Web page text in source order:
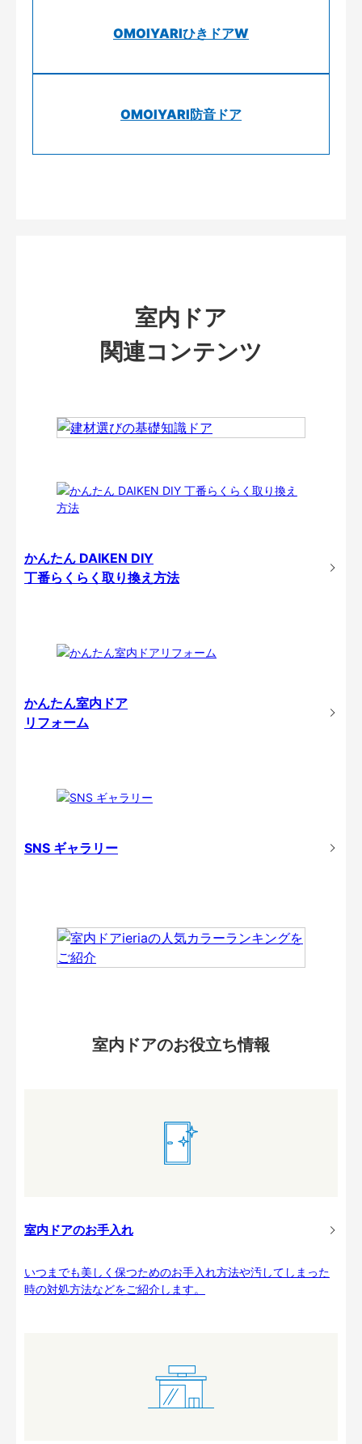
OMOIYARIひきドアW
OMOIYARI防音ドア
室内ドア
関連コンテンツ
かんたん DAIKEN DIY
丁番らくらく取り換え方法
かんたん室内ドア
リフォーム
SNS ギャラリー
室内ドアのお役立ち情報
室内ドアのお手入れ
いつまでも美しく保つためのお手入れ方法や汚してしまった
時の対処方法などをご紹介します。